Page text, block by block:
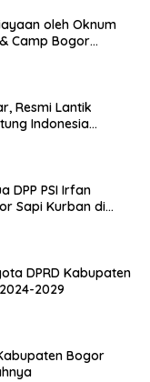
oleh Oknum
Camp Bogor
Resmi Lantik
Indonesia
DPP PSI Irfan
Sapi Kurban di
DPRD Kabupaten
2029
Bogor